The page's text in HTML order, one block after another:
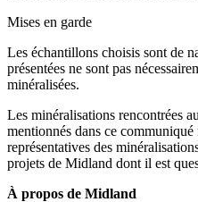
Mises en garde
Les échantillons choisis sont de
présentées ne sont pas
minéralisées.
Les minéralisations rencontrées
mentionnés dans ce communiqué
représentatives des
projets de Midland dont il est
À propos de Midland